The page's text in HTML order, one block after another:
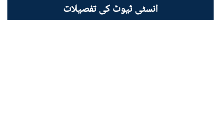
انسٹی ٹیوٹ کی تفصیلات